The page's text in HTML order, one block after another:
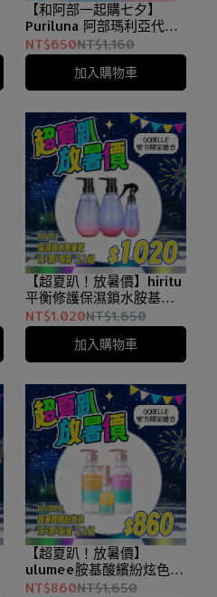
【和阿部一起購七夕】
Puriluna 阿部瑪利亞代言
優惠套組｜水感調理夜間
修護洗髮精+潤髮乳
380mL 二入組
NT$650NT$1,160
加入購物車
【超夏趴！放暑價】hiritu
平衡修護保濕鎖水胺基酸
系列 洗髮+潤髮+噴霧 三入
組
NT$1,020NT$1,650
加入購物車
【超夏趴！放暑價】
ulumee胺基酸繽紛炫色
洗髮+潤髮+髮油 三入組
NT$860NT$1,650